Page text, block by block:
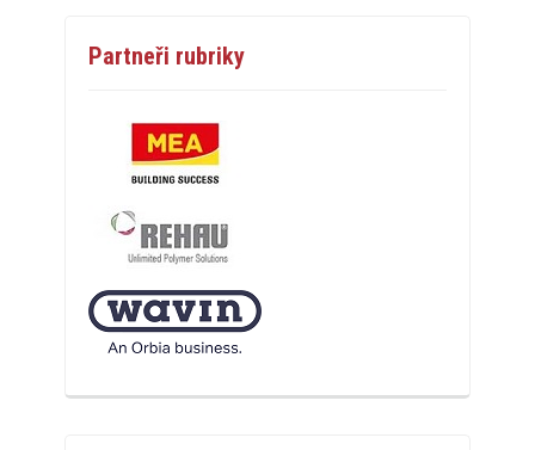
Partneři rubriky